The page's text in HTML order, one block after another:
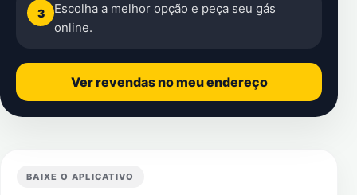
3
Escolha a melhor opção e peça seu gás
online.
Ver revendas no meu endereço
BAIXE O APLICATIVO